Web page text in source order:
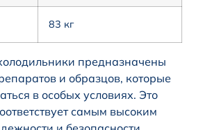
83 кг
предназначены
и образцов, которые
в особых условиях. Это
самым высоким